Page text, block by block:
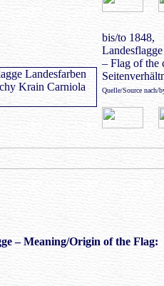
bis/to 1848,
– Flag of the
Quelle/Source nach/
– Meaning/Origin of the Flag: